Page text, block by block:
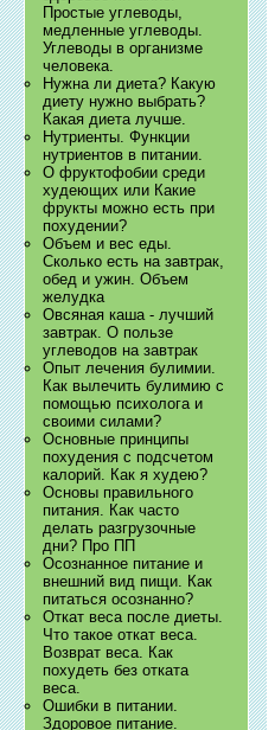
Простые углеводы,
медленные углеводы.
Углеводы в организме
человека.
Нужна ли диета? Какую
диету нужно выбрать?
Какая диета лучше.
Нутриенты. Функции
нутриентов в питании.
О фруктофобии среди
худеющих или Какие
фрукты можно есть при
похудении?
Объем и вес еды.
Сколько есть на завтрак,
обед и ужин. Объем
желудка
Овсяная каша - лучший
завтрак. О пользе
углеводов на завтрак
Опыт лечения булимии.
Как вылечить булимию с
помощью психолога и
своими силами?
Основные принципы
похудения с подсчетом
калорий. Как я худею?
Основы правильного
питания. Как часто
делать разгрузочные
дни? Про ПП
Осознанное питание и
внешний вид пищи. Как
питаться осознанно?
Откат веса после диеты.
Что такое откат веса.
Возврат веса. Как
похудеть без отката
веса.
Ошибки в питании.
Здоровое питание.